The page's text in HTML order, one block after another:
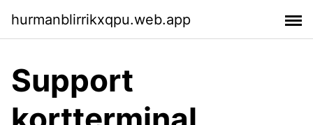
hurmanblirrikxqpu.web.app
Support